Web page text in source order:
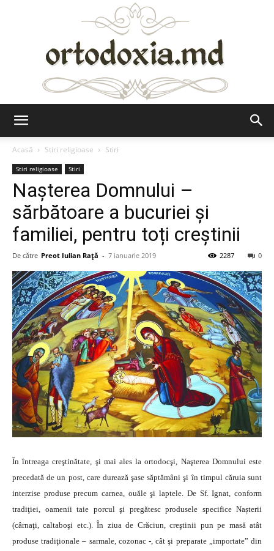
Acasă
Stiri religioase Stiri
Stiri religioase Stiri
Nașterea Domnului –
sărbătoare a bucuriei și
familiei, pentru toți creștinii
De către Preot Iulian Raţă - 7 ianuarie 2019 0
2287
În întreaga creştinătate, şi mai ales la ortodocşi, Naşterea Domnului este
precedată de un post, care durează şase săptămâni şi în timpul căruia sunt
interzise produse precum carnea, ouăle şi laptele. De Sf. Ignat, conform
tradiţiei, oamenii taie porcul şi pregătesc produsele specifice Nașterii
(cârnaţi, caltaboşi etc.). În ziua de Crăciun, creştinii pun pe masă atât
produse tradiţionale – sarmale, cozonac -, cât şi preparate „importate” din